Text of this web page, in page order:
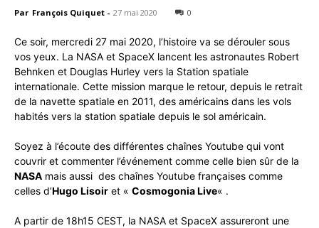
Cybersecurity
Info
Par François Quiquet - 27 mai 2020 0
Ce soir, mercredi 27 mai 2020, l’histoire va se dérouler sous
vos yeux. La NASA et SpaceX lancent les astronautes Robert
Behnken et Douglas Hurley vers la Station spatiale
internationale. Cette mission marque le retour, depuis le retrait
de la navette spatiale en 2011, des américains dans les vols
habités vers la station spatiale depuis le sol américain.
Soyez à l’écoute des différentes chaînes Youtube qui vont
couvrir et commenter l’événement comme celle bien sûr de la
NASA mais aussi des chaînes Youtube françaises comme
celles d’Hugo Lisoir et « Cosmogonia Live« .
A partir de 18h15 CEST, la NASA et SpaceX assureront une